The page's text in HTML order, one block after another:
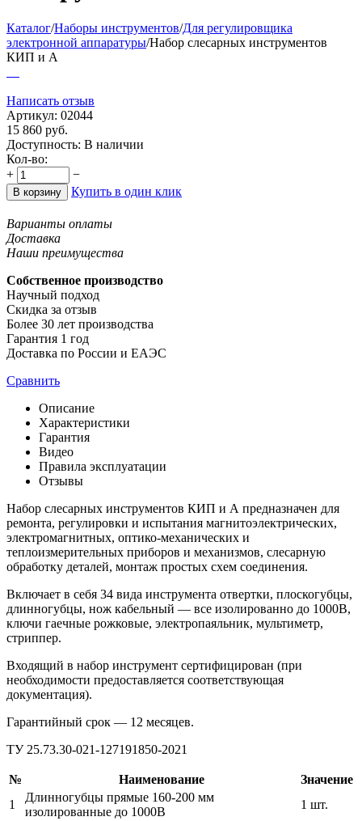
Каталог/Наборы инструментов/Для регулировщика
электронной аппаратуры/Набор слесарных инструментов
КИП и А
Написать отзыв
Артикул: 02044
15 860 руб.
Доступность: В наличии
Кол-во:
+
−
В корзину Купить в один клик
Варианты оплаты
Доставка
Наши преимущества
Собственное производство
Научный подход
Скидка за отзыв
Более 30 лет производства
Гарантия 1 год
Доставка по России и ЕАЭС
Сравнить
Описание
Характеристики
Гарантия
Видео
Правила эксплуатации
Отзывы
Набор слесарных инструментов КИП и А предназначен для
ремонта, регулировки и испытания магнитоэлектрических,
электромагнитных, оптико-механических и
теплоизмерительных приборов и механизмов, слесарную
обработку деталей, монтаж простых схем соединения.
Включает в себя 34 вида инструмента отвертки, плоскогубцы,
длинногубцы, нож кабельный — все изолированно до 1000В,
ключи гаечные рожковые, электропаяльник, мультиметр,
стриппер.
Входящий в набор инструмент сертифицирован (при
необходимости предоставляется соответствующая
документация).
Гарантийный срок — 12 месяцев.
ТУ 25.73.30-021-127191850-2021
№ Наименование
Значение
1
Длинногубцы прямые 160-200 мм
изолированные до 1000В
1 шт.